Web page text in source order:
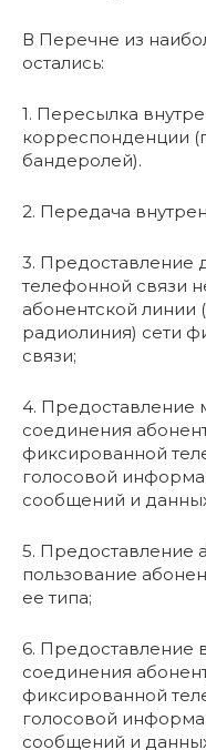
В Перечне из
остались:
1. Пересылка
корреспонденции
бандеролей).
2. Передача
3. Предоставление
телефонной связи
абонентской линии
радиолиния) сети
связи;
4. Предоставление
соединения
фиксированной
голосовой
сообщений и
5. Предоставление
пользование
ее типа;
6. Предоставление
соединения
фиксированной
голосовой
сообщений и